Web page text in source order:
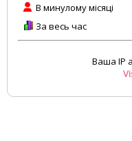
В минулому місяці
За весь час
Ваша IP